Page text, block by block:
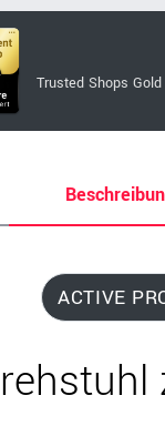
Trusted Shops
ACTIVE